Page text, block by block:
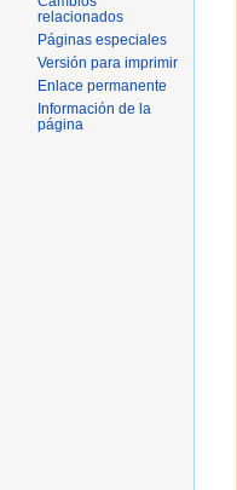
relacionados
Páginas especiales
Versión para imprimir
Enlace permanente
Información de la
página